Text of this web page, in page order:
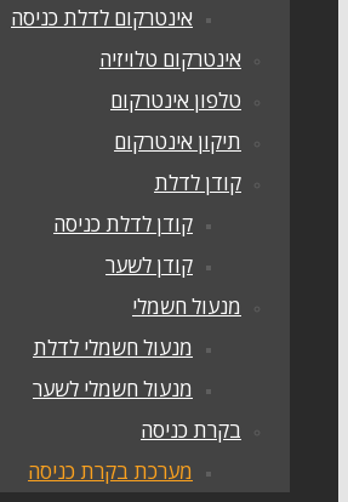
אינטרקום לדלת כניסה
אינטרקום טלויזיה
טלפון אינטרקום
תיקון אינטרקום
קודן לדלת
קודן לדלת כניסה
קודן לשער
מנעול חשמלי
מנעול חשמלי לדלת
מנעול חשמלי לשער
בקרת כניסה
מערכת בקרת כניסה